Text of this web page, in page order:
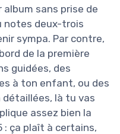
sans prise de
notes deux-trois
sympa. Par contre,
de la première
guidées, des
à ton enfant, ou des
détaillées, là tu vas
assez bien la
: ça plaît à certains,